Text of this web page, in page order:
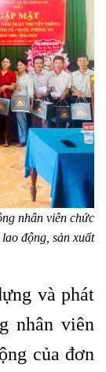
nhân viên chức
động, sản xuất
và phát
nhân viên
của đơn